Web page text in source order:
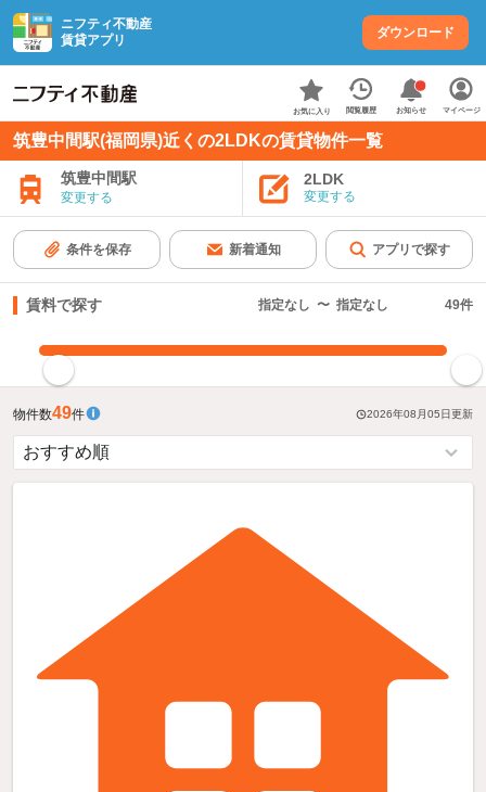
ニフティ不動産
賃貸アプリ
ダウンロード
お気に入り 閲覧履歴 お知らせ マイページ
筑豊中間駅(福岡県)近くの2LDKの賃貸物件一覧
筑豊中間駅
変更する
2LDK
変更する
条件を保存 新着通知 アプリで探す
賃料で探す 指定なし 〜 指定なし 49件
物件数49件 2026年08月05日更新